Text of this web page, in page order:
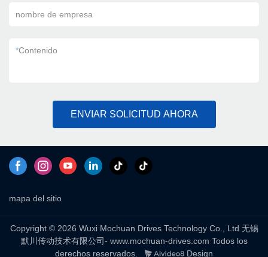
nombre de empresa
*Contenido
ENVIAR SOLICITUD AHORA
mapa del sitio
Copyright © 2026 Wuxi Mochuan Drives Technology Co., Ltd 无锡
默川传动技术有限公司- www.mochuan-drives.com Todos los
derechos reservados.
Design